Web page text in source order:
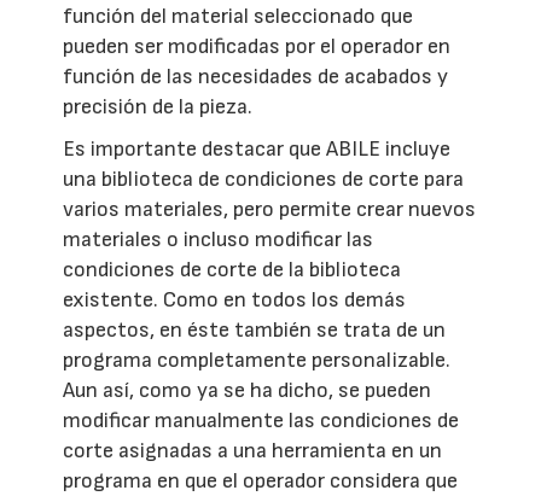
función del material seleccionado que
pueden ser modificadas por el operador en
función de las necesidades de acabados y
precisión de la pieza.
Es importante destacar que ABILE incluye
una biblioteca de condiciones de corte para
varios materiales, pero permite crear nuevos
materiales o incluso modificar las
condiciones de corte de la biblioteca
existente. Como en todos los demás
aspectos, en éste también se trata de un
programa completamente personalizable.
Aun así, como ya se ha dicho, se pueden
modificar manualmente las condiciones de
corte asignadas a una herramienta en un
programa en que el operador considera que